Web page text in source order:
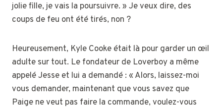
jolie fille, je vais la poursuivre. » Je veux dire, des
coups de feu ont été tirés, non ?
Heureusement, Kyle Cooke était là pour garder un œil
adulte sur tout. Le fondateur de Loverboy a même
appelé Jesse et lui a demandé : « Alors, laissez-moi
vous demander, maintenant que vous savez que
Paige ne veut pas faire la commande, voulez-vous